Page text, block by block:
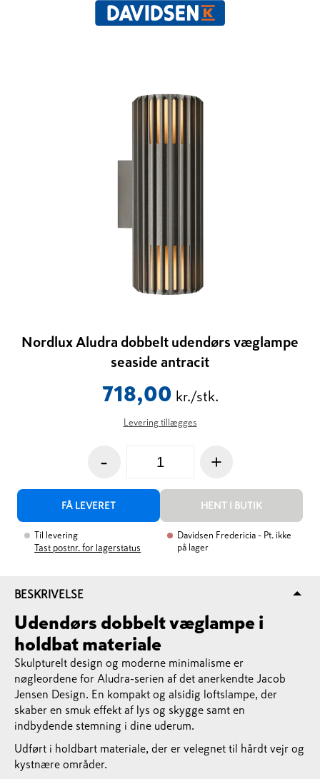
Nordlux Aludra dobbelt udendørs væglampe
seaside antracit
718,00 kr./stk.
Levering tillægges
- +
FÅ LEVERET HENT I BUTIK
Til levering
Tast postnr. for lagerstatus
Davidsen Fredericia - Pt. ikke
på lager
BESKRIVELSE
Udendørs dobbelt væglampe i
holdbat materiale
Skulpturelt design og moderne minimalisme er
nøgleordene for Aludra-serien af det anerkendte Jacob
Jensen Design. En kompakt og alsidig loftslampe, der
skaber en smuk effekt af lys og skygge samt en
indbydende stemning i dine uderum.
Udført i holdbart materiale, der er velegnet til hårdt vejr og
kystnære områder.